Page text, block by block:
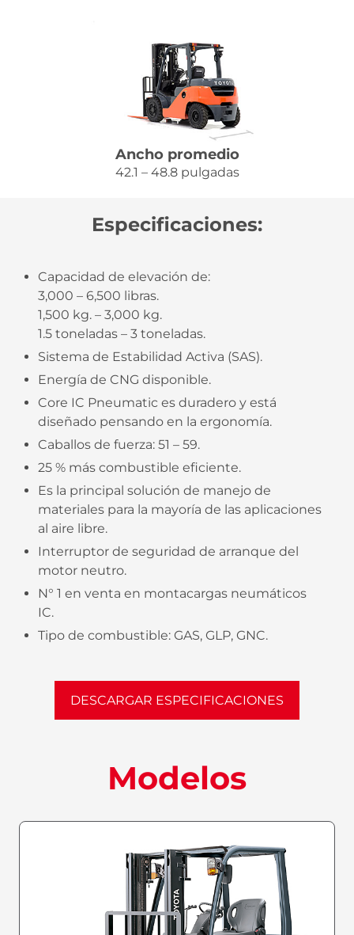
Ancho promedio
42.1 – 48.8 pulgadas
Especificaciones:
Capacidad de elevación de:
3,000 – 6,500 libras.
1,500 kg. – 3,000 kg.
1.5 toneladas – 3 toneladas.
Sistema de Estabilidad Activa (SAS).
Energía de CNG disponible.
Core IC Pneumatic es duradero y está
diseñado pensando en la ergonomía.
Caballos de fuerza: 51 – 59.
25 % más combustible eficiente.
Es la principal solución de manejo de
materiales para la mayoría de las aplicaciones
al aire libre.
Interruptor de seguridad de arranque del
motor neutro.
N° 1 en venta en montacargas neumáticos
IC.
Tipo de combustible: GAS, GLP, GNC.
DESCARGAR ESPECIFICACIONES
Modelos